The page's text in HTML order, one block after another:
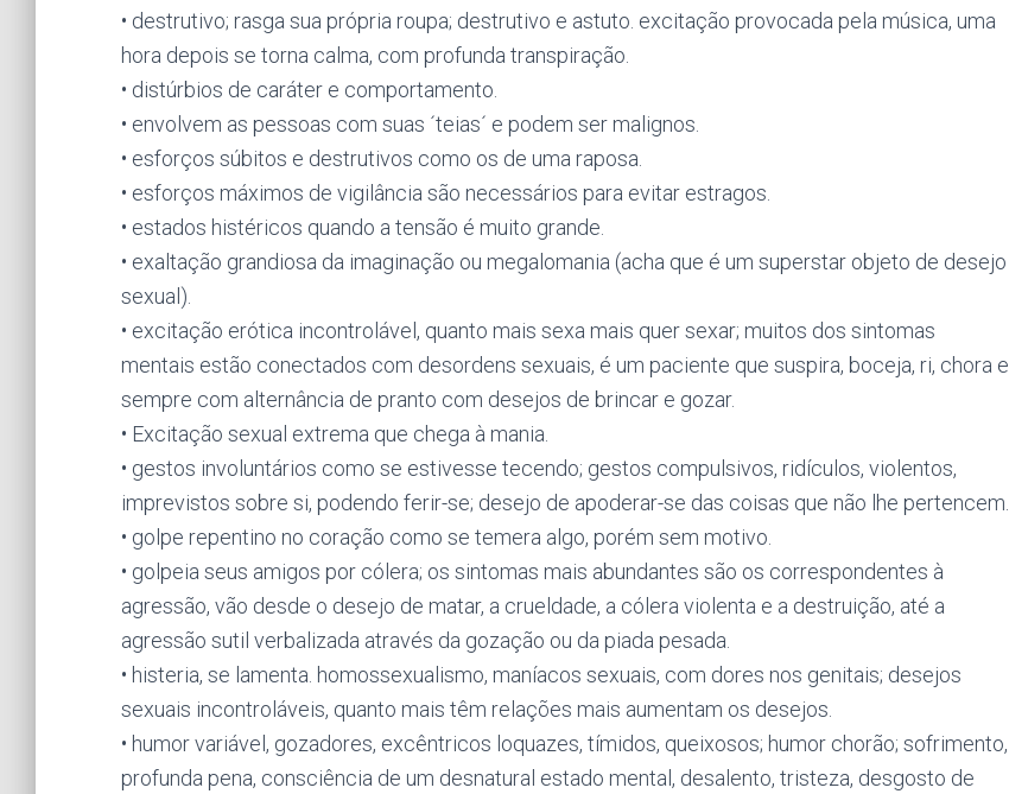
• destrutivo; rasga sua própria roupa; destrutivo e astuto. excitação provocada pela música, uma
hora depois se torna calma, com profunda transpiração.
• distúrbios de caráter e comportamento.
• envolvem as pessoas com suas ´teias´ e podem ser malignos.
• esforços súbitos e destrutivos como os de uma raposa.
• esforços máximos de vigilância são necessários para evitar estragos.
• estados histéricos quando a tensão é muito grande.
• exaltação grandiosa da imaginação ou megalomania (acha que é um superstar objeto de desejo
sexual).
• excitação erótica incontrolável, quanto mais sexa mais quer sexar; muitos dos sintomas
mentais estão conectados com desordens sexuais, é um paciente que suspira, boceja, ri, chora e
sempre com alternância de pranto com desejos de brincar e gozar.
• Excitação sexual extrema que chega à mania.
• gestos involuntários como se estivesse tecendo; gestos compulsivos, ridículos, violentos,
imprevistos sobre si, podendo ferir-se; desejo de apoderar-se das coisas que não lhe pertencem.
• golpe repentino no coração como se temera algo, porém sem motivo.
• golpeia seus amigos por cólera; os sintomas mais abundantes são os correspondentes à
agressão, vão desde o desejo de matar, a crueldade, a cólera violenta e a destruição, até a
agressão sutil verbalizada através da gozação ou da piada pesada.
• histeria, se lamenta. homossexualismo, maníacos sexuais, com dores nos genitais; desejos
sexuais incontroláveis, quanto mais têm relações mais aumentam os desejos.
• humor variável, gozadores, excêntricos loquazes, tímidos, queixosos; humor chorão; sofrimento,
profunda pena, consciência de um desnatural estado mental, desalento, tristeza, desgosto de